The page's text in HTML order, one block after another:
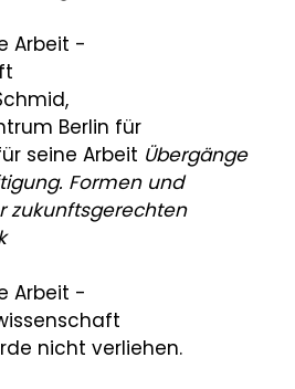
Arbeit -
Berlin für
seine Arbeit Übergänge
Formen und
zukunftsgerechten
Arbeit -
nicht verliehen.